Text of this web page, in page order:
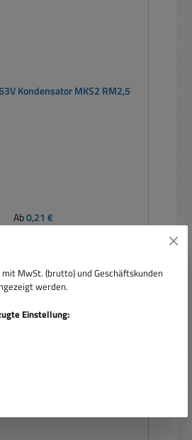
Kondensator MKS2 RM2,5
Regulärer Preis:
Ab0,21 €
MwSt. (brutto) und Geschäftskunden
werden.
Einstellung: